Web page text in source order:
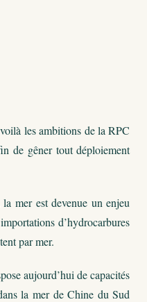
les ambitions de la RPC
de gêner tout déploiement
mer est devenue un enjeu
d’hydrocarbures
par mer.
aujourd’hui de capacités
la mer de Chine du Sud